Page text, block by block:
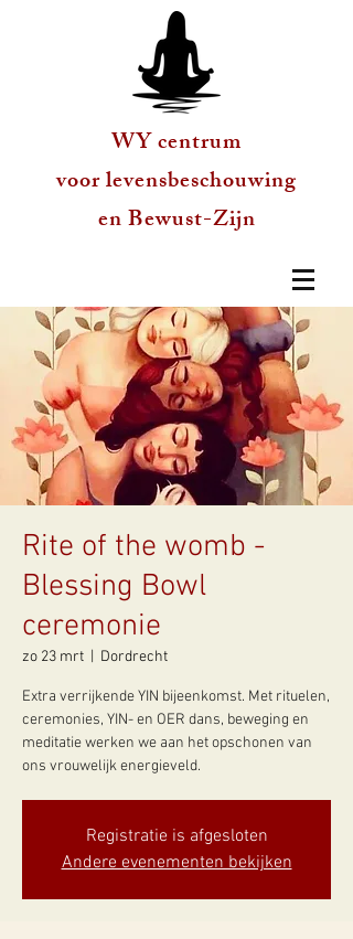
WY centrum
voor levensbeschouwing
en Bewust-Zijn
Rite of the womb -
Blessing Bowl
ceremonie
zo 23 mrt Dordrecht
Extra verrijkende YIN bijeenkomst. Met rituelen,
ceremonies, YIN- en OER dans, beweging en
meditatie werken we aan het opschonen van
ons vrouwelijk energieveld.
Registratie is afgesloten
Andere evenementen bekijken